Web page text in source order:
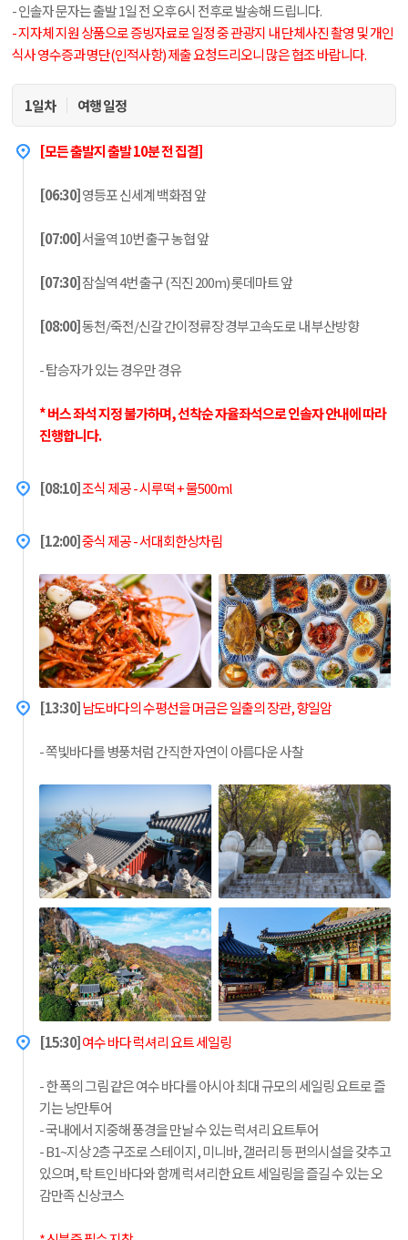
- 인솔자 문자는 출발 1일 전 오후 6시 전후로 발송해 드립니다.
- 지자체 지원 상품으로 증빙자료로 일정 중 관광지 내 단체사진 촬영 및 개인
식사 영수증과 명단(인적사항) 제출 요청드리오니 많은 협조 바랍니다.
1일차 여행 일정
[모든 출발지 출발 10분 전 집결]
[06:30]영등포 신세계 백화점 앞
[07:00]서울역 10번 출구 농협 앞
[07:30]잠실역 4번 출구 (직진 200m) 롯데마트 앞
[08:00]동천/죽전/신갈 간이정류장 경부고속도로 내 부산방향
- 탑승자가 있는 경우만 경유
* 버스 좌석 지정 불가하며, 선착순 자율좌석으로 인솔자 안내에 따라
진행합니다.
[08:10]조식 제공 - 시루떡 + 물500ml
[12:00]중식 제공 - 서대회한상차림
[13:30]남도바다의 수평선을 머금은 일출의 장관, 향일암
- 쪽빛바다를 병풍처럼 간직한 자연이 아름다운 사찰
[15:30]여수 바다 럭셔리 요트 세일링
- 한 폭의 그림 같은 여수 바다를 아시아 최대 규모의 세일링 요트로 즐
기는 낭만투어
- 국내에서 지중해 풍경을 만날 수 있는 럭셔리 요트투어
- B1~지상 2층 구조로 스테이지, 미니바, 갤러리 등 편의시설을 갖추고
있으며, 탁 트인 바다와 함께 럭셔리한 요트 세일링을 즐길 수 있는 오
감만족 신상코스